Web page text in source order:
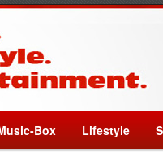
Box Lifestyle